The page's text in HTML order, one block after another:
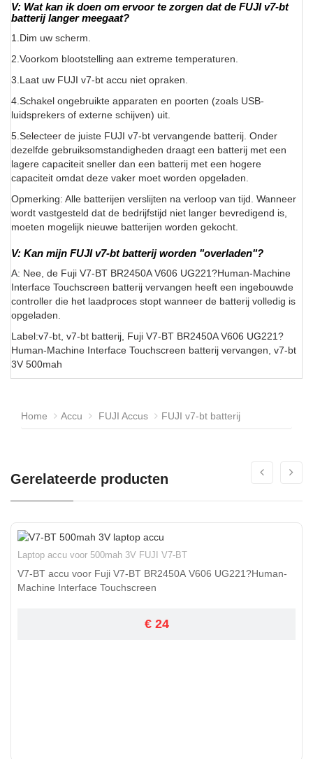
V: Wat kan ik doen om ervoor te zorgen dat de FUJI v7-bt
batterij langer meegaat?
1.Dim uw scherm.
2.Voorkom blootstelling aan extreme temperaturen.
3.Laat uw FUJI v7-bt accu niet opraken.
4.Schakel ongebruikte apparaten en poorten (zoals USB-
luidsprekers of externe schijven) uit.
5.Selecteer de juiste FUJI v7-bt vervangende batterij. Onder
dezelfde gebruiksomstandigheden draagt een batterij met een
lagere capaciteit sneller dan een batterij met een hogere
capaciteit omdat deze vaker moet worden opgeladen.
Opmerking: Alle batterijen verslijten na verloop van tijd. Wanneer
wordt vastgesteld dat de bedrijfstijd niet langer bevredigend is,
moeten mogelijk nieuwe batterijen worden gekocht.
V: Kan mijn FUJI v7-bt batterij worden "overladen"?
A: Nee, de Fuji V7-BT BR2450A V606 UG221?Human-Machine
Interface Touchscreen batterij vervangen heeft een ingebouwde
controller die het laadproces stopt wanneer de batterij volledig is
opgeladen.
Label:v7-bt, v7-bt batterij, Fuji V7-BT BR2450A V606 UG221?
Human-Machine Interface Touchscreen batterij vervangen, v7-bt
3V 500mah
Home Accu FUJI Accus FUJI v7-bt batterij
Gerelateerde producten
Laptop accu voor 500mah 3V FUJI V7-BT
V7-BT accu voor Fuji V7-BT BR2450A V606 UG221?Human-
Machine Interface Touchscreen
€ 24